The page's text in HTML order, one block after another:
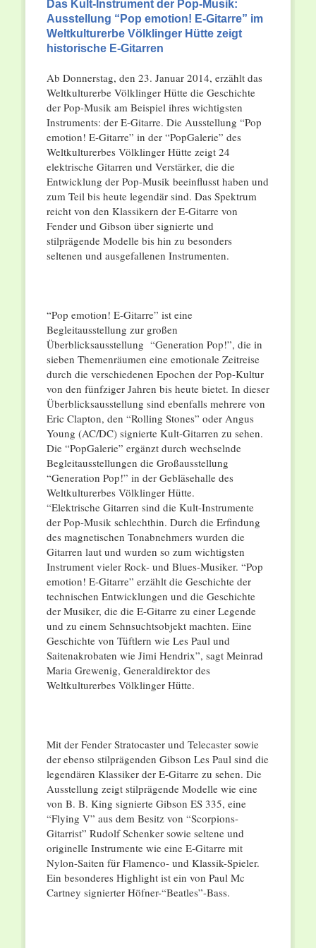
Das Kult-Instrument der Pop-Musik:
Ausstellung “Pop emotion! E-Gitarre” im
Weltkulturerbe Völklinger Hütte zeigt
historische E-Gitarren
Ab Donnerstag, den 23. Januar 2014, erzählt das
Weltkulturerbe Völklinger Hütte die Geschichte
der Pop-Musik am Beispiel ihres wichtigsten
Instruments: der E-Gitarre. Die Ausstellung “Pop
emotion! E-Gitarre” in der “PopGalerie” des
Weltkulturerbes Völklinger Hütte zeigt 24
elektrische Gitarren und Verstärker, die die
Entwicklung der Pop-Musik beeinflusst haben und
zum Teil bis heute legendär sind. Das Spektrum
reicht von den Klassikern der E-Gitarre von
Fender und Gibson über signierte und
stilprägende Modelle bis hin zu besonders
seltenen und ausgefallenen Instrumenten.
“Pop emotion! E-Gitarre” ist eine
Begleitausstellung zur großen
Überblicksausstellung “Generation Pop!”, die in
sieben Themenräumen eine emotionale Zeitreise
durch die verschiedenen Epochen der Pop-Kultur
von den fünfziger Jahren bis heute bietet. In dieser
Überblicksausstellung sind ebenfalls mehrere von
Eric Clapton, den “Rolling Stones” oder Angus
Young (AC/DC) signierte Kult-Gitarren zu sehen.
Die “PopGalerie” ergänzt durch wechselnde
Begleitausstellungen die Großausstellung
“Generation Pop!” in der Gebläsehalle des
Weltkulturerbes Völklinger Hütte.
“Elektrische Gitarren sind die Kult-Instrumente
der Pop-Musik schlechthin. Durch die Erfindung
des magnetischen Tonabnehmers wurden die
Gitarren laut und wurden so zum wichtigsten
Instrument vieler Rock- und Blues-Musiker. “Pop
emotion! E-Gitarre” erzählt die Geschichte der
technischen Entwicklungen und die Geschichte
der Musiker, die die E-Gitarre zu einer Legende
und zu einem Sehnsuchtsobjekt machten. Eine
Geschichte von Tüftlern wie Les Paul und
Saitenakrobaten wie Jimi Hendrix”, sagt Meinrad
Maria Grewenig, Generaldirektor des
Weltkulturerbes Völklinger Hütte.
Mit der Fender Stratocaster und Telecaster sowie
der ebenso stilprägenden Gibson Les Paul sind die
legendären Klassiker der E-Gitarre zu sehen. Die
Ausstellung zeigt stilprägende Modelle wie eine
von B. B. King signierte Gibson ES 335, eine
“Flying V” aus dem Besitz von “Scorpions-
Gitarrist” Rudolf Schenker sowie seltene und
originelle Instrumente wie eine E-Gitarre mit
Nylon-Saiten für Flamenco- und Klassik-Spieler.
Ein besonderes Highlight ist ein von Paul Mc
Cartney signierter Höfner-“Beatles”-Bass.